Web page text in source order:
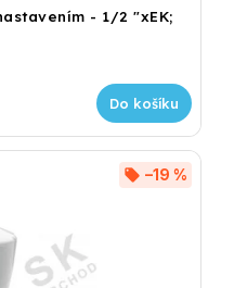
- 1/2 "xEK;
Do košíku
–19 %